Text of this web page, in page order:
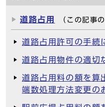
道路占用 （この記事
道路占用許可の手続
道路占用物件の適切
道路占用料の額を算
端数処理方法変更の